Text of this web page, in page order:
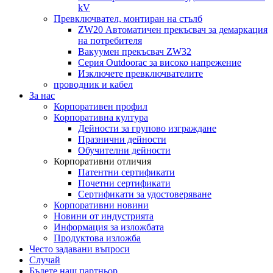
kV
Превключвател, монтиран на стълб
ZW20 Автоматичен прекъсвач за демаркация
на потребителя
Вакуумен прекъсвач ZW32
Серия Outdoorac за високо напрежение
Изключете превключвателите
проводник и кабел
За нас
Корпоративен профил
Корпоративна култура
Дейности за групово изграждане
Празнични дейности
Обучителни дейности
Корпоративни отличия
Патентни сертификати
Почетни сертификати
Сертификати за удостоверяване
Корпоративни новини
Новини от индустрията
Информация за изложбата
Продуктова изложба
Често задавани въпроси
Случай
Бъдете наш партньор